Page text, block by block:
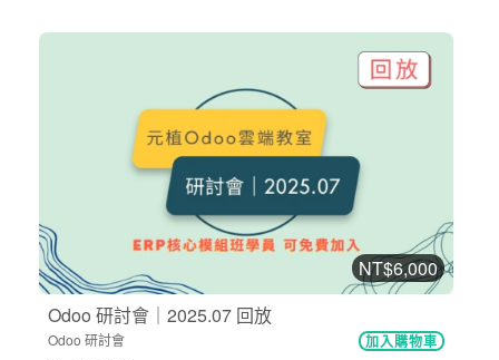
NT$6,000
Odoo 研討會｜2025.07 回放
Odoo 研討會 加入購物車